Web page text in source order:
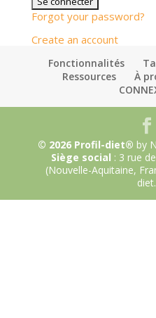
Forgot your password?
Create an account
Fonctionnalités
Ressources
À
© 2026 Profil-diet® by
Siège social : 3 rue
(Nouvelle-Aquitaine,